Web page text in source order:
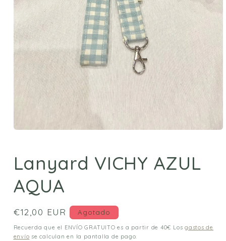
1
una
ventana
modal
Lanyard VICHY AZUL
AQUA
Precio
habitual
€12,00 EUR Agotado
Recuerda que el ENVÍO GRATUITO es a partir de 40€ Losgastos de
envío se calculan en la pantalla de pago.